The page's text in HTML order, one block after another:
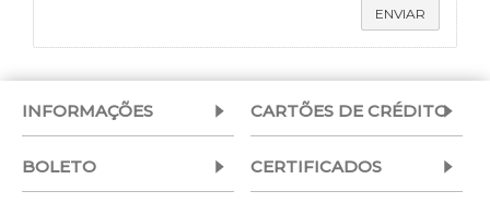
INFORMAÇÕES CARTÕES DE CRÉDITO
BOLETO CERTIFICADOS